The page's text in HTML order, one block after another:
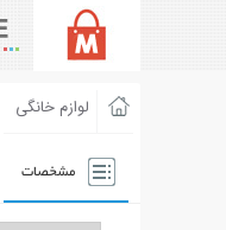
لوازم خانگی
مشخصات